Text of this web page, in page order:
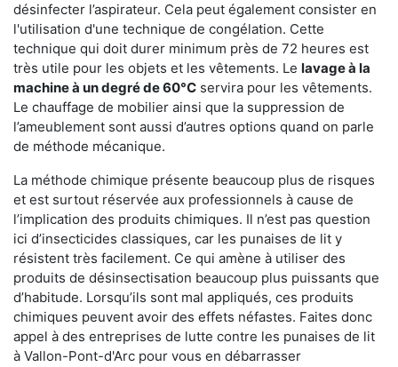
désinfecter l’aspirateur. Cela peut également consister en
l'utilisation d'une technique de congélation. Cette
technique qui doit durer minimum près de 72 heures est
très utile pour les objets et les vêtements. Le lavage à la
machine à un degré de 60°C servira pour les vêtements.
Le chauffage de mobilier ainsi que la suppression de
l’ameublement sont aussi d’autres options quand on parle
de méthode mécanique.
La méthode chimique présente beaucoup plus de risques
et est surtout réservée aux professionnels à cause de
l’implication des produits chimiques. Il n’est pas question
ici d’insecticides classiques, car les punaises de lit y
résistent très facilement. Ce qui amène à utiliser des
produits de désinsectisation beaucoup plus puissants que
d’habitude. Lorsqu’ils sont mal appliqués, ces produits
chimiques peuvent avoir des effets néfastes. Faites donc
appel à des entreprises de lutte contre les punaises de lit
à Vallon-Pont-d'Arc pour vous en débarrasser